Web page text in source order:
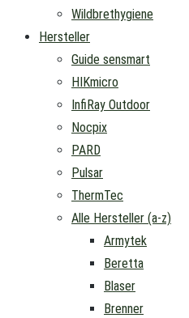
Wildbrethygiene
Hersteller
Guide sensmart
HIKmicro
InfiRay Outdoor
Nocpix
PARD
Pulsar
ThermTec
Alle Hersteller (a-z)
Armytek
Beretta
Blaser
Brenner